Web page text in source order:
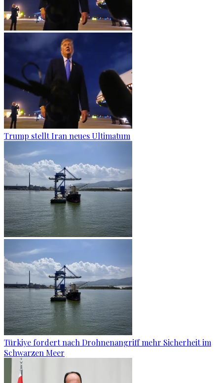
Trump stellt Iran neues Ultimatum
Türkiye fordert nach Drohnenangriff mehr Sicherheit im
Schwarzen Meer